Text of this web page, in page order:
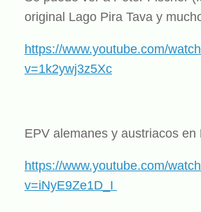
original Lago Pira Tava y
https://www.youtube.com/
v=1k2ywj3z5Xc
EPV alemanes y austriacos en
https://www.youtube.com/
v=iNyE9Ze1D_I